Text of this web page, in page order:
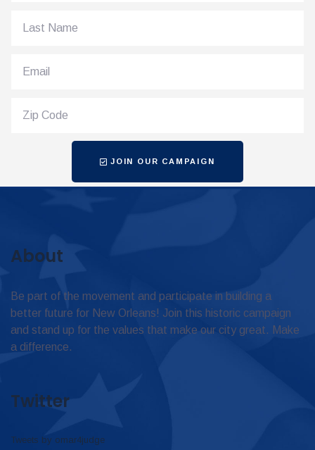
JOIN OUR CAMPAIGN
About
Be part of the movement and participate in building a
better future for New Orleans! Join this historic campaign
and stand up for the values that make our city great. Make
a difference.
Twitter
Tweets by omar4judge